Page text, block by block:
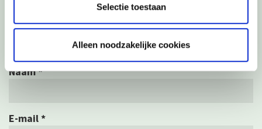
Selectie toestaan
Alleen noodzakelijke cookies
Naam*
E-mail*